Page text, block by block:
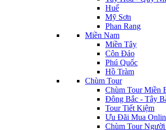
Huế
Mỹ Sơn
Phan Rang
Miền Nam
Miền Tây
Côn Đảo
Phú Quốc
Hồ Tràm
Chùm Tour
Chùm Tour Miền
Đông Bắc - Tây
Tour Tiết Kiệm
Ưu Đãi Mua
Chùm Tour